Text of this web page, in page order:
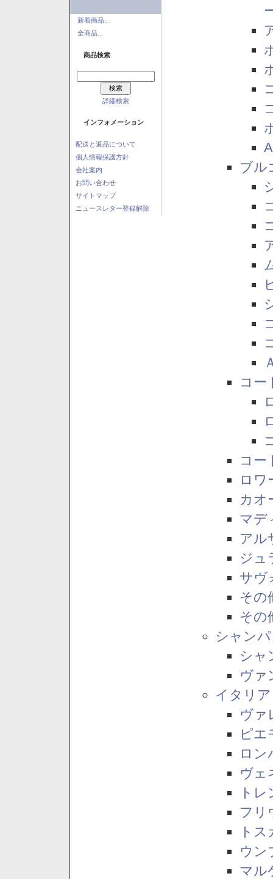
新着商品...
全商品...
商品検索
詳細検索
インフォメーション
配送と返品について
個人情報保護方針
会社案内
お問い合わせ
サイトマップ
ニュースレター登録解除
ブル
コー
コー
ロワ
カオ
マデ
アル
ジュ
サヴ
その
その
シャン
シャ
ヴァ
イタリア
ヴァ
ピエ
ロン
ヴェ
ト
フリ
ト
ウン
マル